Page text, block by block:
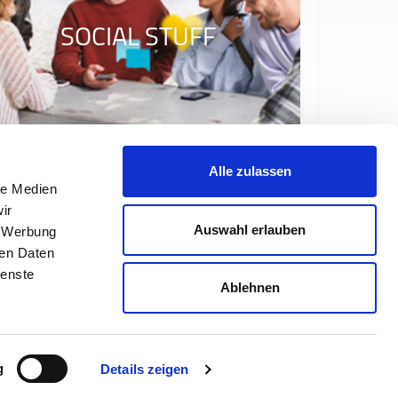
Medien
Daten
Details zeigen
Alle zulassen
Auswahl erlauben
Ablehnen
SOCIAL STUFF
Nutzungsbedingungen